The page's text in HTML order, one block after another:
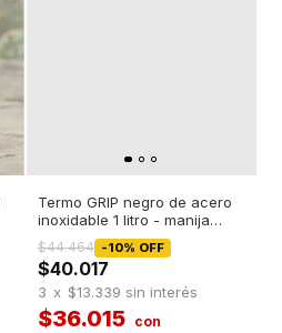
Termo GRIP negro de acero
inoxidable 1 litro - manija
Negra
$40.017
-10% OFF
$44.464
$36.015
3 x $13.339 sin interés